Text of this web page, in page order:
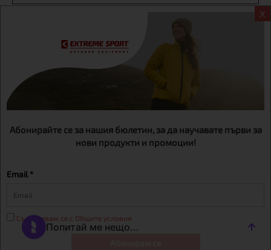
X
Абонирайте се за нашия бюлетин, за да научавате първи за
нови продукти и промоции!
Email *
Съгласявам се с Общите условия
Екстрем спорт ЕООД, BG131452613, административен адрес
гр.София,бул. Дондуков 42, тел.:+359 895461012